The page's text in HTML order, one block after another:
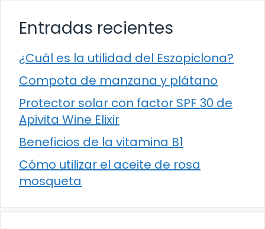
Entradas recientes
¿Cuál es la utilidad del Eszopiclona?
Compota de manzana y plátano
Protector solar con factor SPF 30 de
Apivita Wine Elixir
Beneficios de la vitamina B1
Cómo utilizar el aceite de rosa
mosqueta